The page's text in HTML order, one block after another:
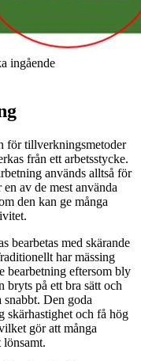
ingående
för tillverkningsmetoder
från ett arbetsstycke.
används alltså för
av de mest använda
den kan ge många
bearbetas med skärande
har mässing
bearbetning eftersom bly
bryts på ett bra sätt och
Den goda
skärhastighet och få hög
gör att många